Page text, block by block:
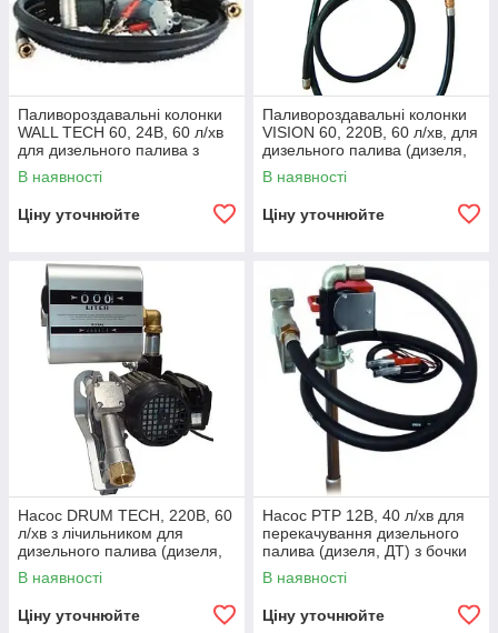
Паливороздавальні колонки
WALL TECH 60, 24В, 60 л/хв
для дизельного палива з
витратоміром КИЇВ
В наявності
Ціну уточнюйте
Паливороздавальні колонки
VISION 60, 220В, 60 л/хв, для
дизельного палива (дизеля,
ДТ) без п'єдесталу КИЇВ
В наявності
Ціну уточнюйте
Насос DRUM TECH, 220В, 60
л/хв з лічильником для
дизельного палива (дизеля,
ДП) для бочки КИЇВ
В наявності
Ціну уточнюйте
Насос PTP 12В, 40 л/хв для
перекачування дизельного
палива (дизеля, ДТ) з бочки
або бака. КИЇВ
В наявності
Ціну уточнюйте